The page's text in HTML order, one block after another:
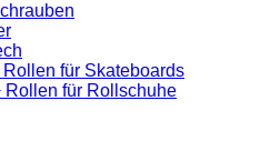
für Skateboards
Rollen für Rollschuhe